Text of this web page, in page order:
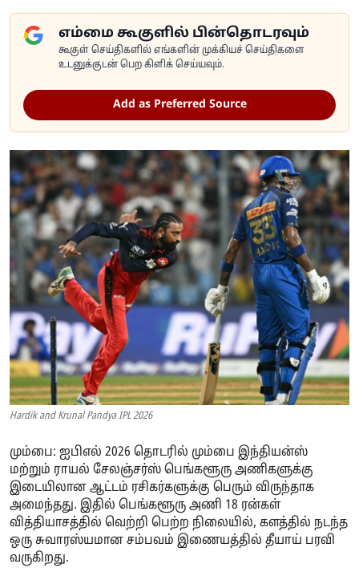
எம்மை கூகுளில் பின்தொடரவும்
கூகுள் செய்திகளில் எங்களின் முக்கியச் செய்திகளை
உடனுக்குடன் பெற கிளிக் செய்யவும்.
Add as Preferred Source
Hardik and Krunal Pandya IPL 2026
மும்பை: ஐபிஎல் 2026 தொடரில் மும்பை இந்தியன்ஸ்
மற்றும் ராயல் சேலஞ்சர்ஸ் பெங்களூரு அணிகளுக்கு
இடையிலான ஆட்டம் ரசிகர்களுக்கு பெரும் விருந்தாக
அமைந்தது. இதில் பெங்களூரு அணி 18 ரன்கள்
வித்தியாசத்தில் வெற்றி பெற்ற நிலையில், களத்தில் நடந்த
ஒரு சுவாரஸ்யமான சம்பவம் இணையத்தில் தீயாய் பரவி
வருகிறது.